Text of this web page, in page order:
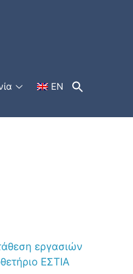
EN
εργασιών
ΕΣΤΙΑ